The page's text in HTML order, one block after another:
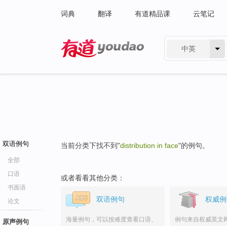
词典 翻译 有道精品课 云笔记
中英
双语例句
全部
口语
书面语
论文
原声例句
当前分类下找不到"distribution in face"的例句。
或者看看其他分类：
双语例句
海量例句，可以按难度查看口语、
权威
例句来自权威英文